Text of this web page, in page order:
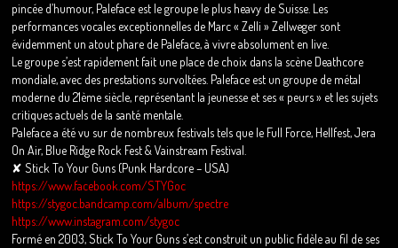
pincée d’humour, Paleface est le groupe le plus heavy de Suisse. Les
performances vocales exceptionnelles de Marc « Zelli » Zellweger sont
évidemment un atout phare de Paleface, à vivre absolument en live.
Le groupe s’est rapidement fait une place de choix dans la scène Deathcore
mondiale, avec des prestations survoltées. Paleface est un groupe de métal
moderne du 21ème siècle, représentant la jeunesse et ses « peurs » et les sujets
critiques actuels de la santé mentale.
Paleface a été vu sur de nombreux festivals tels que le Full Force, Hellfest, Jera
On Air, Blue Ridge Rock Fest & Vainstream Festival.
✘ Stick To Your Guns (Punk Hardcore – USA)
https://www.facebook.com/STYGoc
https://stygoc.bandcamp.com/album/spectre
https://www.instagram.com/stygoc
Formé en 2003, Stick To Your Guns s’est construit un public fidèle au fil de ses